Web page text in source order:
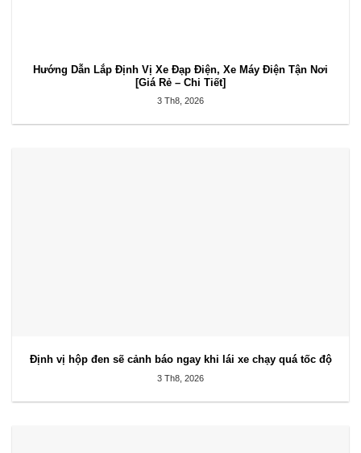
Hướng Dẫn Lắp Định Vị Xe Đạp Điện, Xe Máy Điện Tận Nơi
[Giá Rẻ – Chi Tiết]
3 Th8, 2026
Định vị hộp đen sẽ cảnh báo ngay khi lái xe chạy quá tốc độ
3 Th8, 2026